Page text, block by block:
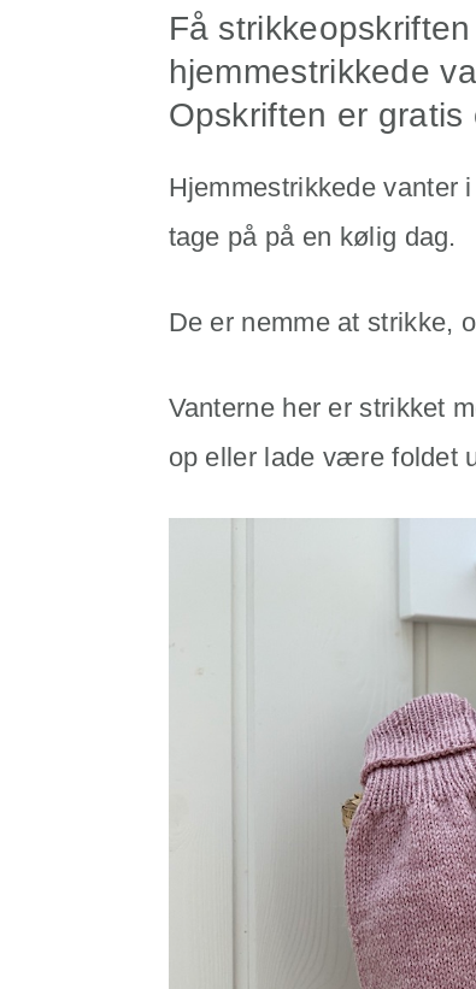
Få
hjemmestrikkede
Opskriften er
Hjemmestrikkede vanter
tage på på en kølig dag.
De er nemme at strikke,
Vanterne her er strikket
op eller lade være foldet